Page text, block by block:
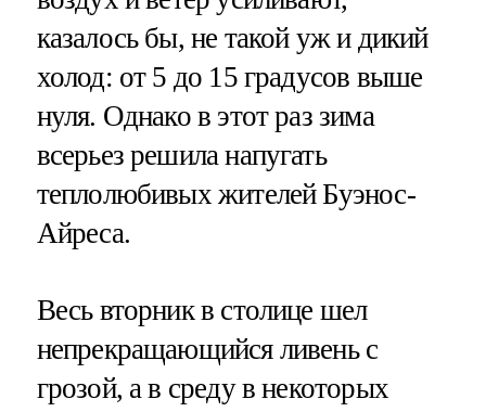
казалось бы, не такой уж и дикий
холод: от 5 до 15 градусов выше
нуля. Однако в этот раз зима
всерьез решила напугать
теплолюбивых жителей Буэнос-
Айреса.
Весь вторник в столице шел
непрекращающийся ливень с
грозой, а в среду в некоторых